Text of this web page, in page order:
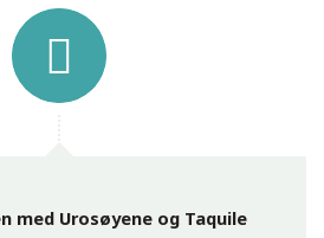
med Urosøyene og Taquile